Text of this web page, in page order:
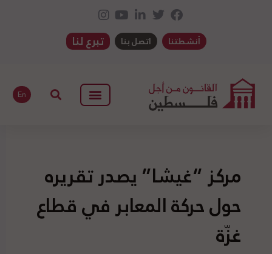
أنشطتنا اتصل بنا تبرع لنا
En
مركز “غيشا” يصدر تقريره
حول حركة المعابر في قطاع
غزّة